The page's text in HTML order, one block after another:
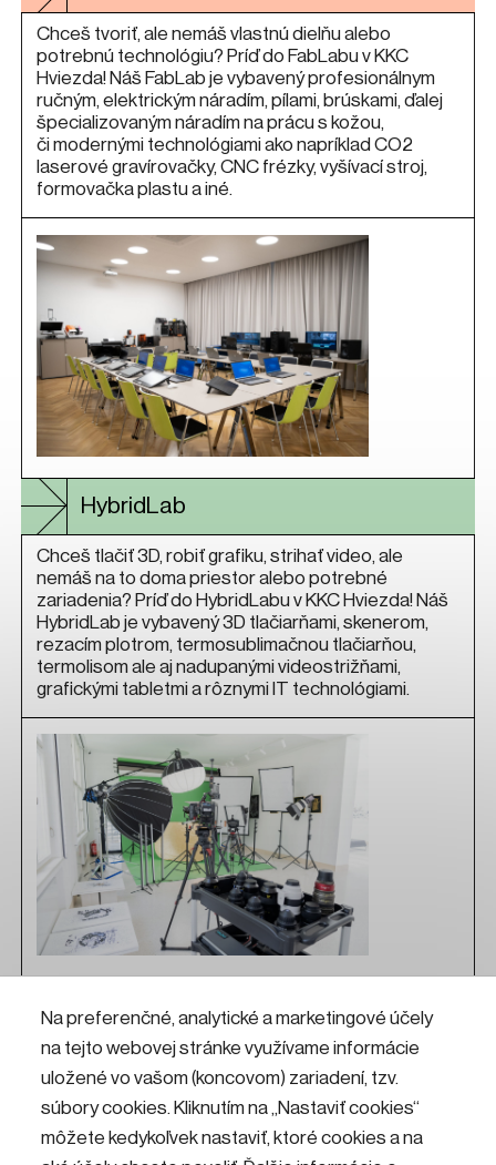
Na preferenčné, analytické a marketingové účely
na tejto webovej stránke využívame informácie
uložené vo vašom (koncovom) zariadení, tzv.
súbory cookies. Kliknutím na „Nastaviť cookies“
môžete kedykoľvek nastaviť, ktoré cookies a na
Chceš tvoriť, ale nemáš vlastnú dielňu alebo
potrebnú technológiu? Príď do FabLabu v KKC
Hviezda! Náš FabLab je vybavený profesionálnym
ručným, elektrickým náradím, pílami, brúskami, ďalej
špecializovaným náradím na prácu s kožou,
či modernými technológiami ako napríklad CO2
laserové gravírovačky, CNC frézky, vyšívací stroj,
formovačka plastu a iné.
HybridLab
Chceš tlačiť 3D, robiť grafiku, strihať video, ale
nemáš na to doma priestor alebo potrebné
zariadenia? Príď do HybridLabu v KKC Hviezda! Náš
HybridLab je vybavený 3D tlačiarňami, skenerom,
rezacím plotrom, termosublimačnou tlačiarňou,
termolisom ale aj nadupanými videostrižňami,
grafickými tabletmi a rôznymi IT technológiami.
Fotoateliér
Chceš fotiť alebo nakrúcať ako profesionál? Príď do
Fotoateliéru v KKC Hviezda! Nájdeš tu profesionálnu
techniku od fotografických a filmových objektívov,
fotoaparátov a filmových kamier, zábleskových
a stálych LED svetiel so softboxami, až